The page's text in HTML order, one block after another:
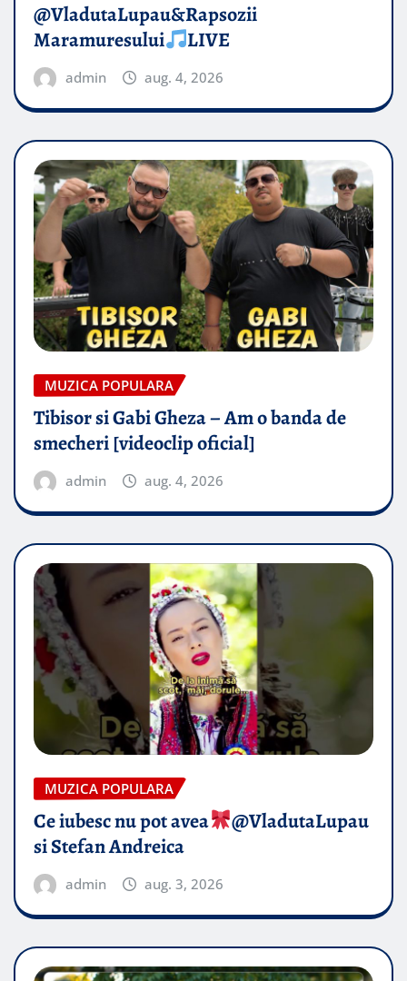
@VladutaLupau&Rapsozii
Maramuresului
LIVE
admin aug. 4, 2026
MUZICA POPULARA
Tibisor si Gabi Gheza – Am o banda de
smecheri [videoclip oficial]
admin aug. 4, 2026
MUZICA POPULARA
Ce iubesc nu pot avea
​@VladutaLupau
si Stefan Andreica
admin aug. 3, 2026